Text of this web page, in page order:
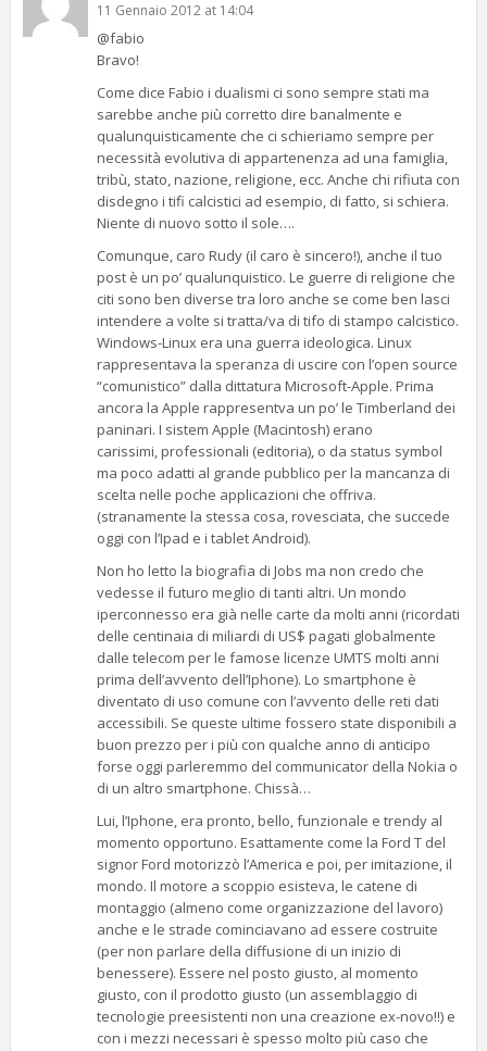
11 Gennaio 2012 at 14:04
@fabio
Bravo!
Come dice Fabio i dualismi ci sono sempre stati ma
sarebbe anche più corretto dire banalmente e
qualunquisticamente che ci schieriamo sempre per
necessità evolutiva di appartenenza ad una famiglia,
tribù, stato, nazione, religione, ecc. Anche chi rifiuta con
disdegno i tifi calcistici ad esempio, di fatto, si schiera.
Niente di nuovo sotto il sole….
Comunque, caro Rudy (il caro è sincero!), anche il tuo
post è un po’ qualunquistico. Le guerre di religione che
citi sono ben diverse tra loro anche se come ben lasci
intendere a volte si tratta/va di tifo di stampo calcistico.
Windows-Linux era una guerra ideologica. Linux
rappresentava la speranza di uscire con l’open source
“comunistico” dalla dittatura Microsoft-Apple. Prima
ancora la Apple rappresentva un po’ le Timberland dei
paninari. I sistem Apple (Macintosh) erano
carissimi, professionali (editoria), o da status symbol
ma poco adatti al grande pubblico per la mancanza di
scelta nelle poche applicazioni che offriva.
(stranamente la stessa cosa, rovesciata, che succede
oggi con l’Ipad e i tablet Android).
Non ho letto la biografia di Jobs ma non credo che
vedesse il futuro meglio di tanti altri. Un mondo
iperconnesso era già nelle carte da molti anni (ricordati
delle centinaia di miliardi di US$ pagati globalmente
dalle telecom per le famose licenze UMTS molti anni
prima dell’avvento dell’Iphone). Lo smartphone è
diventato di uso comune con l’avvento delle reti dati
accessibili. Se queste ultime fossero state disponibili a
buon prezzo per i più con qualche anno di anticipo
forse oggi parleremmo del communicator della Nokia o
di un altro smartphone. Chissà…
Lui, l’Iphone, era pronto, bello, funzionale e trendy al
momento opportuno. Esattamente come la Ford T del
signor Ford motorizzò l’America e poi, per imitazione, il
mondo. Il motore a scoppio esisteva, le catene di
montaggio (almeno come organizzazione del lavoro)
anche e le strade cominciavano ad essere costruite
(per non parlare della diffusione di un inizio di
benessere). Essere nel posto giusto, al momento
giusto, con il prodotto giusto (un assemblaggio di
tecnologie preesistenti non una creazione ex-novo!!) e
con i mezzi necessari è spesso molto più caso che